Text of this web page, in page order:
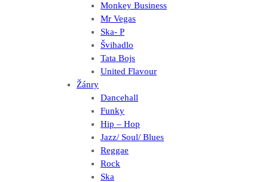
Monkey Business
Mr Vegas
Ska- P
Švihadlo
Tata Bojs
United Flavour
Žánry
Dancehall
Funky
Hip – Hop
Jazz/ Soul/ Blues
Reggae
Rock
Ska